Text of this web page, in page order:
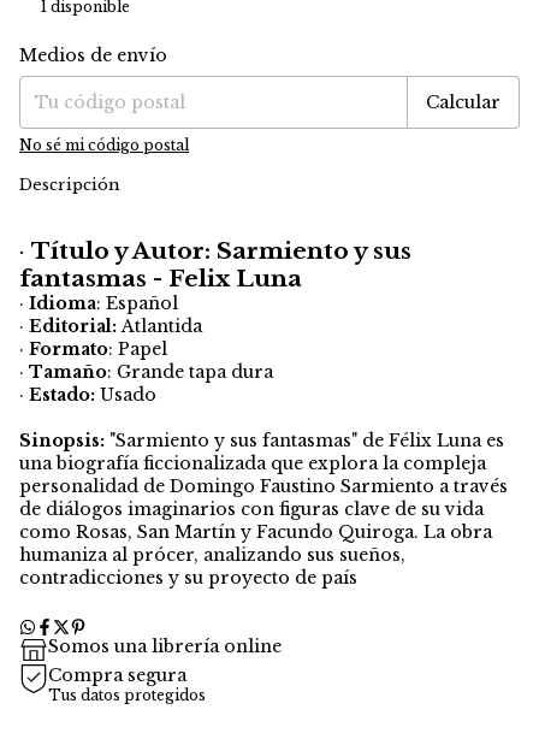
1 disponible
Entregas para el CP:
Medios de envío
Calcular
No sé mi código postal
Descripción
· Título y Autor: Sarmiento y sus
fantasmas - Felix Luna
· Idioma: Español
· Editorial:Atlantida
· Formato: Papel
· Tamaño: Grande tapa dura
· Estado: Usado
Sinopsis: "Sarmiento y sus fantasmas" de Félix Luna es
una biografía ficcionalizada que explora la compleja
personalidad de Domingo Faustino Sarmiento a través
de diálogos imaginarios con figuras clave de su vida
como Rosas, San Martín y Facundo Quiroga. La obra
humaniza al prócer, analizando sus sueños,
contradicciones y su proyecto de país
Somos una librería online
Compra segura
Tus datos protegidos